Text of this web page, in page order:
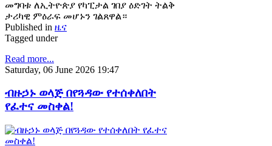
መግባቱ ለኢትዮጵያ የካፒታል ገበያ ዕድገት ትልቅ
ታሪካዊ ምዕራፍ መሆኑን ገልጸዋል።
Published in ዜና
Tagged under
Read more...
Saturday, 06 June 2026 19:47
ብዙኃኑ ወላጅ በየጓዳው የተሰቀለበት
የፈተና መስቀል!